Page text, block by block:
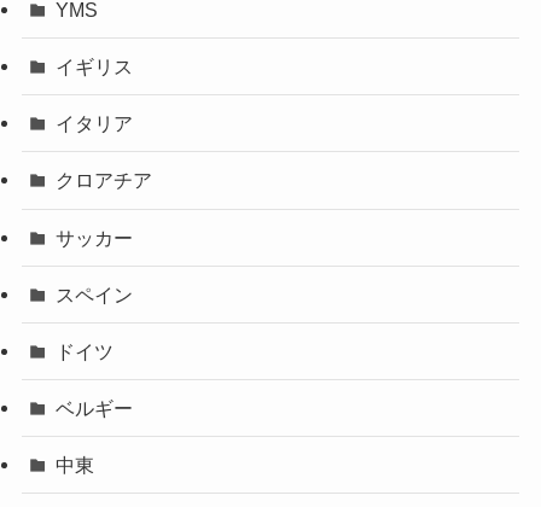
YMS
イギリス
イタリア
クロアチア
サッカー
スペイン
ドイツ
ベルギー
中東